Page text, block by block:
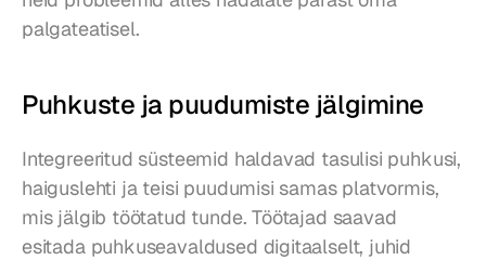
palgateatisel.
Puhkuste ja puudumiste jälgimine
Integreeritud süsteemid haldavad tasulisi puhkusi,
haiguslehti ja teisi puudumisi samas platvormis,
mis jälgib töötatud tunde. Töötajad saavad
esitada puhkuseavaldused digitaalselt, juhid